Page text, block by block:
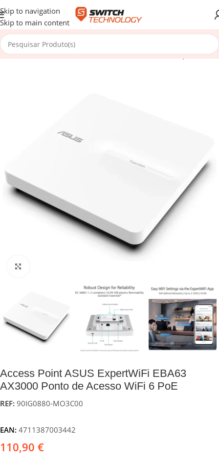
Skip to navigation
Skip to main content
e Redes/Redes / Conectividade/Access Points / Repetidores
Access Point ASUS ExpertWiFi EBA63
AX3000 Ponto de Acesso WiFi 6 PoE
REF: 90IG0880-MO3C00
EAN: 4711387003442
110,90 €